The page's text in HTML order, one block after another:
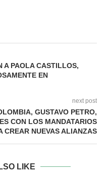
A PAOLA CASTILLOS,
EN
next post
GUSTAVO PETRO,
CON LOS MANDATARIOS
CREAR NUEVAS ALIANZAS
LIKE